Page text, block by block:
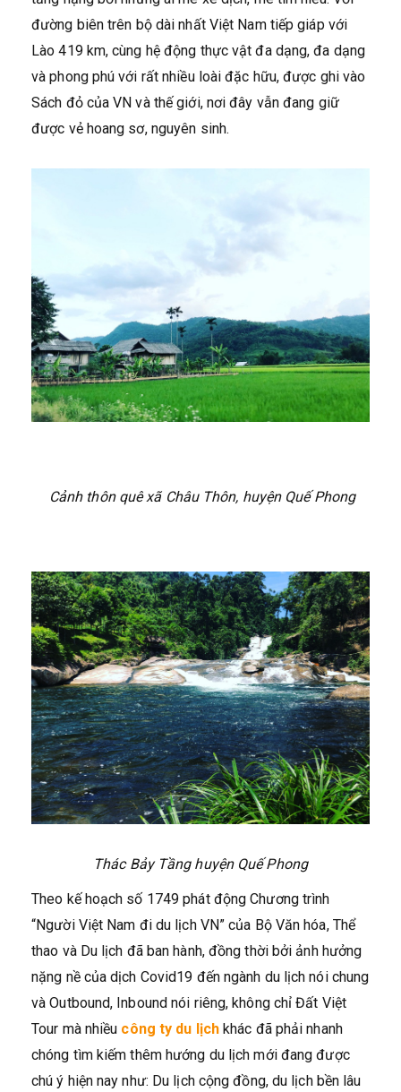
đường biên trên bộ dài nhất Việt Nam tiếp giáp với
Lào 419 km, cùng hệ động thực vật đa dạng, đa dạng
và phong phú với rất nhiều loài đặc hữu, được ghi vào
Sách đỏ của VN và thế giới, nơi đây vẫn đang giữ
được vẻ hoang sơ, nguyên sinh.
Cảnh thôn quê xã Châu Thôn, huyện Quế Phong
Thác Bảy Tầng huyện Quế Phong
Theo kế hoạch số 1749 phát động Chương trình
“Người Việt Nam đi du lịch VN” của Bộ Văn hóa, Thể
thao và Du lịch đã ban hành, đồng thời bởi ảnh hưởng
nặng nề của dịch Covid19 đến ngành du lịch nói chung
và Outbound, Inbound nói riêng, không chỉ Đất Việt
Tour mà nhiều công ty du lịchkhác đã phải nhanh
chóng tìm kiếm thêm hướng du lịch mới đang được
chú ý hiện nay như: Du lịch cộng đồng, du lịch bền lâu